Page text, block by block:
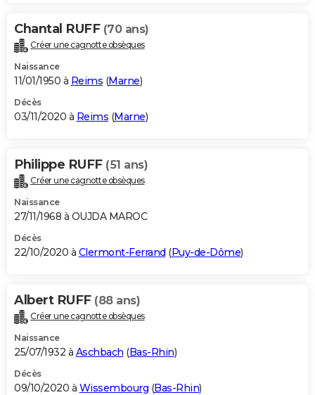
Chantal RUFF (70 ans)
Créer une cagnotte obsèques
Naissance
11/01/1950 à Reims (Marne)
Décès
03/11/2020 à Reims (Marne)
Philippe RUFF (51 ans)
Créer une cagnotte obsèques
Naissance
27/11/1968 à OUJDA MAROC
Décès
22/10/2020 à Clermont-Ferrand (Puy-de-Dôme)
Albert RUFF (88 ans)
Créer une cagnotte obsèques
Naissance
25/07/1932 à Aschbach (Bas-Rhin)
Décès
09/10/2020 à Wissembourg (Bas-Rhin)